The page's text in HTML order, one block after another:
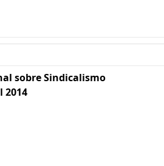
sobre Sindicalismo
2014